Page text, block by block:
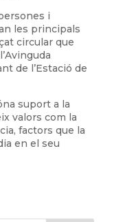
i
les principals
circular que
de l’Estació de
suport a la
valors com la
factors que la
en el seu